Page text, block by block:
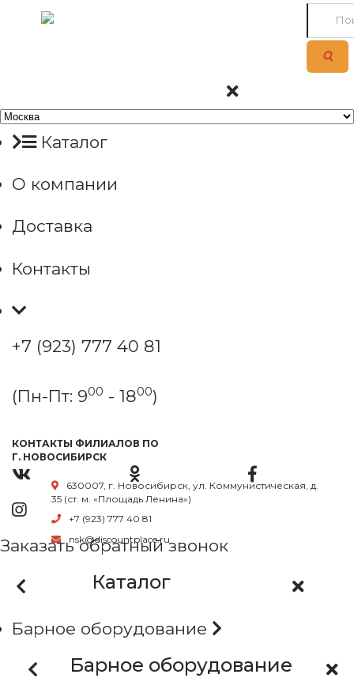
Каталог
О компании
Доставка
Контакты
+7 (923) 777 40 81
(Пн-Пт: 900 - 1800)
КОНТАКТЫ ФИЛИАЛОВ ПО
Г. НОВОСИБИРСК
630007, г. Новосибирск, ул. Коммунистическая, д.
35 (ст. м. «Площадь Ленина»)
+7 (923) 777 40 81
nsk@discountplace.ru
Заказать обратный звонок
Каталог
Барное оборудование
Барное оборудование